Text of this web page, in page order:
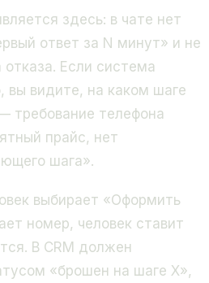
здесь: в чате нет
ответ за N минут» и не
Если система
вы видите, на каком шаге
требование телефона
прайс, нет
шага».
выбирает «Оформить
номер, человек ставит
В CRM должен
«брошен на шаге X»,